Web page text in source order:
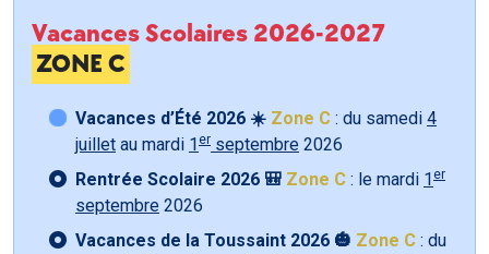
Vacances Scolaires 2026-2027
ZONE C
Vacances d’Été 2026 ☀️ Zone C : du samedi 4
juillet au mardi 1 er septembre 2026
Rentrée Scolaire 2026 🎒 Zone C : le mardi 1 er
septembre 2026
Vacances de la Toussaint 2026 🎃 Zone C : du